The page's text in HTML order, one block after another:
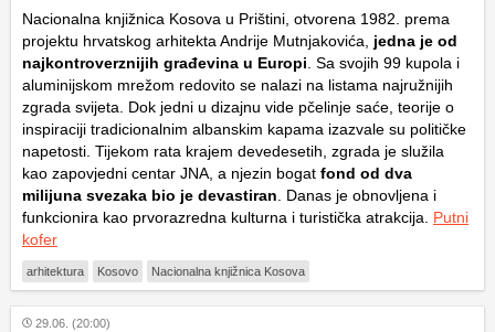
Nacionalna knjižnica Kosova u Prištini, otvorena 1982. prema
projektu hrvatskog arhitekta Andrije Mutnjakovića, jedna je od
najkontroverznijih građevina u Europi. Sa svojih 99 kupola i
aluminijskom mrežom redovito se nalazi na listama najružnijih
zgrada svijeta. Dok jedni u dizajnu vide pčelinje saće, teorije o
inspiraciji tradicionalnim albanskim kapama izazvale su političke
napetosti. Tijekom rata krajem devedesetih, zgrada je služila
kao zapovjedni centar JNA, a njezin bogat fond od dva
milijuna svezaka bio je devastiran. Danas je obnovljena i
funkcionira kao prvorazredna kulturna i turistička atrakcija. Putni
kofer
arhitektura Kosovo Nacionalna knjižnica Kosova
29.06. (20:00)